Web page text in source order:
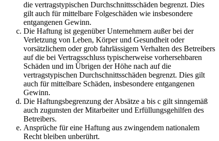
die vertragstypischen Durchschnittsschäden begrenzt. Dies
gilt auch für mittelbare Folgeschäden wie insbesondere
entgangenen Gewinn.
Die Haftung ist gegenüber Unternehmern außer bei der
Verletzung von Leben, Körper und Gesundheit oder
vorsätzlichem oder grob fahrlässigem Verhalten des Betreibers
auf die bei Vertragsschluss typischerweise vorhersehbaren
Schäden und im Übrigen der Höhe nach auf die
vertragstypischen Durchschnittsschäden begrenzt. Dies gilt
auch für mittelbare Schäden, insbesondere entgangenen
Gewinn.
Die Haftungsbegrenzung der Absätze a bis c gilt sinngemäß
auch zugunsten der Mitarbeiter und Erfüllungsgehilfen des
Betreibers.
Ansprüche für eine Haftung aus zwingendem nationalem
Recht bleiben unberührt.